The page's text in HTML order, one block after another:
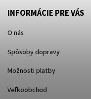
INFORMÁCIE PRE VÁS
O nás
Spôsoby dopravy
Možnosti platby
Veľkoobchod